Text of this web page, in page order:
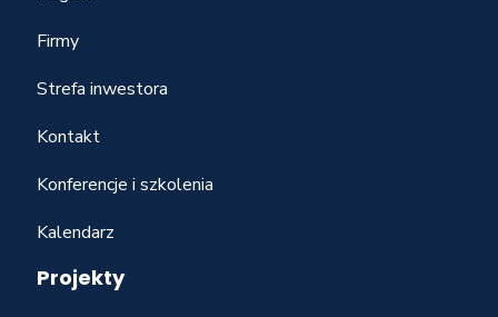
Firmy
Strefa inwestora
Kontakt
Konferencje i szkolenia
Kalendarz
Projekty